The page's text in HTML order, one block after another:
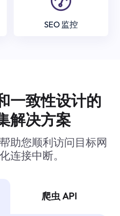
SEO 监控
一致性设计的
解决方案
助您顺利访问目标网
连接中断。
爬虫 API